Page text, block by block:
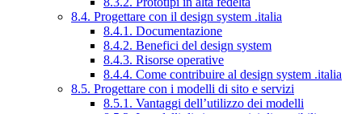
8.4. Progettare con il design system .italia
8.4.1. Documentazione
8.4.2. Benefici del design system
8.4.3. Risorse operative
8.4.4. Come contribuire al design system .italia
8.5. Progettare con i modelli di sito e servizi
8.5.1. Vantaggi dell’utilizzo dei modelli